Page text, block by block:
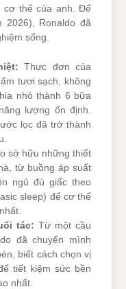
cơ thể của anh. Để
Ronaldo đã
sống.
Thực đơn của
tươi sạch, không
nhỏ thành 6 bữa
lượng ổn định.
lọc đã trở thành
sở hữu những thiết
từ buồng áp suất
ngủ đủ giấc theo
sleep) để cơ thể
tác: Từ một cầu
đã chuyển mình
biết cách chọn vị
tiết kiệm sức bền
nhất.